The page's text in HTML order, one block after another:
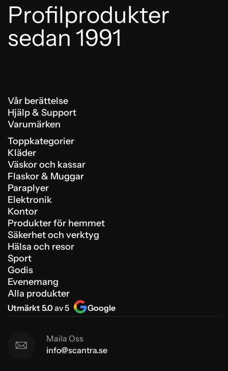
Profilprodukter
sedan 1991
Vår berättelse
Hjälp & Support
Varumärken
Toppkategorier
Kläder
Väskor och kassar
Flaskor & Muggar
Paraplyer
Elektronik
Kontor
Produkter för hemmet
Säkerhet och verktyg
Hälsa och resor
Sport
Godis
Evenemang
Alla produkter
Utmärkt 5.0av 5 Google
Maila Oss
info@scantra.se